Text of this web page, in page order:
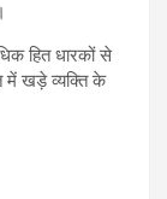
हित धारकों से
में खड़े व्यक्ति के